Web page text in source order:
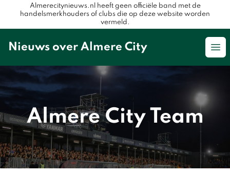
Almerecitynieuws.nl heeft geen officiële band met de
handelsmerkhouders of clubs die op deze website worden
vermeld.
Nieuws over Almere City
Almere City Team